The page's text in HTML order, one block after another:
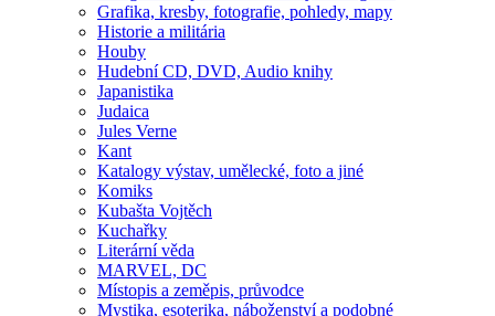
Grafika, kresby, fotografie, pohledy, mapy
Historie a militária
Houby
Hudební CD, DVD, Audio knihy
Japanistika
Judaica
Jules Verne
Kant
Katalogy výstav, umělecké, foto a jiné
Komiks
Kubašta Vojtěch
Kuchařky
Literární věda
MARVEL, DC
Místopis a zeměpis, průvodce
Mystika, esoterika, náboženství a podobné